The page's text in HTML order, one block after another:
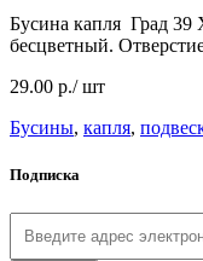
Бусина капля Град
бесцветный.
29.00 р./ шт
Бусины, капля,
Подписка